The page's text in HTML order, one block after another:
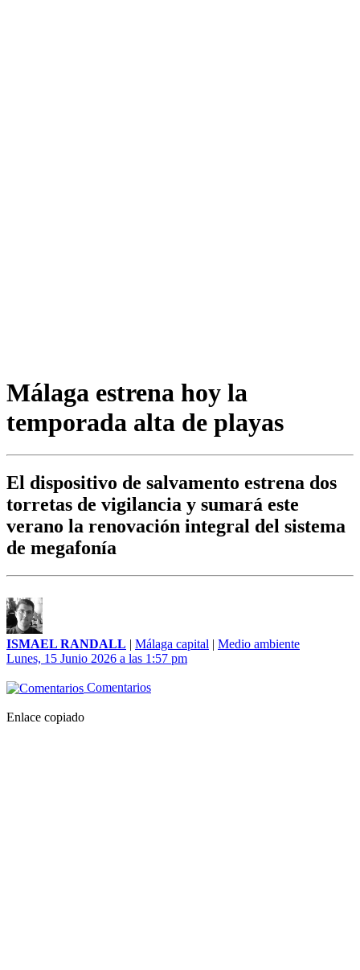
Málaga estrena hoy la
temporada alta de playas
El dispositivo de salvamento estrena dos
torretas de vigilancia y sumará este
verano la renovación integral del sistema
de megafonía
ISMAEL RANDALL | Málaga capital | Medio ambiente
Lunes, 15 Junio 2026 a las 1:57 pm
Comentarios
Enlace copiado